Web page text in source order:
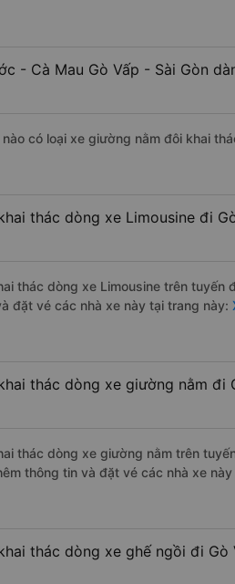
- Cà Mau Gò Vấp - Sài Gòn
có loại xe giường nằm đôi khai
thác dòng xe Limousine đi
thác dòng xe Limousine trên tuyến
đặt vé các nhà xe này tại trang này:
thác dòng xe giường nằm đi
thác dòng xe giường nằm trên
thông tin và đặt vé các nhà xe
thác dòng xe ghế ngồi đi